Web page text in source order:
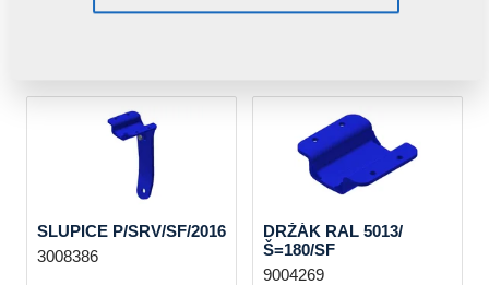
SLUPICE P/SRV/SF/2016
3008386
DRŽÁK RAL 5013/
Š=180/SF
9004269